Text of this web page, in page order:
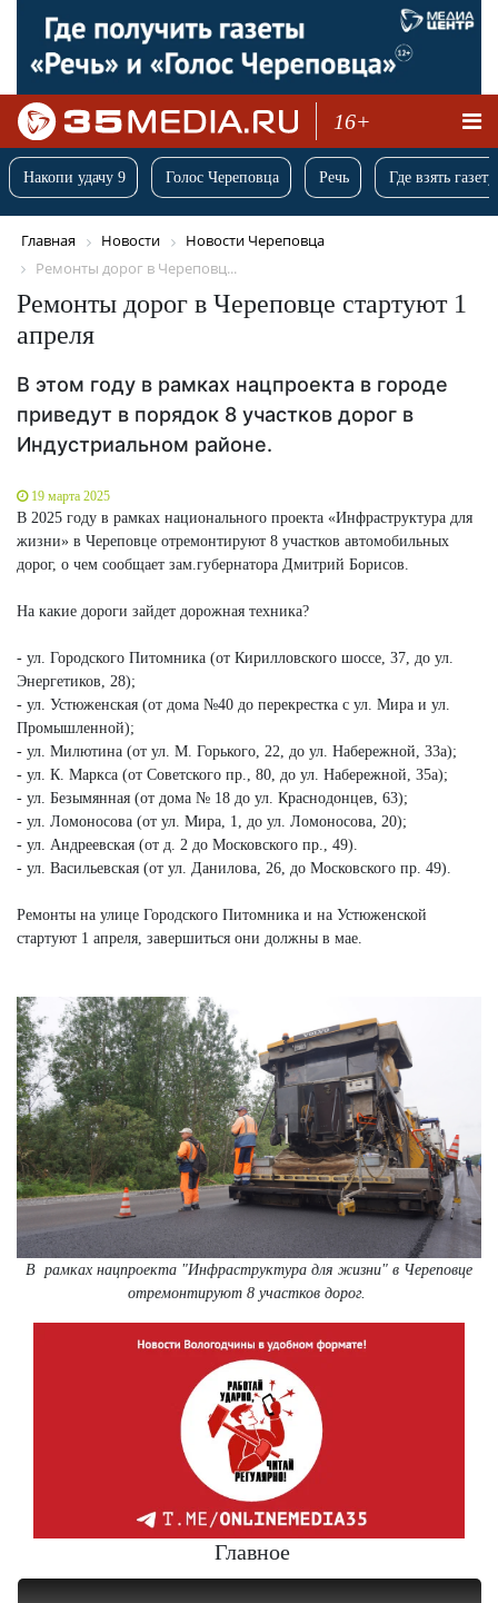
16+
Накопи удачу 9 Голос Череповца Речь Где взять
Главная Новости
Новости Череповца
Ремонты дорог в Череповц...
Ремонты дорог в Череповце стартуют 1
апреля
В этом году в рамках нацпроекта в городе
приведут в порядок 8 участков дорог в
Индустриальном районе.
19 марта 2025
В 2025 году в рамках национального проекта «Инфраструктура для
жизни» в Череповце отремонтируют 8 участков автомобильных
дорог, о чем сообщает зам.губернатора Дмитрий Борисов.
На какие дороги зайдет дорожная техника?
- ул. Городского Питомника (от Кирилловского шоссе, 37, до ул.
Энергетиков, 28);
- ул. Устюженская (от дома №40 до перекрестка с ул. Мира и ул.
Промышленной);
- ул. Милютина (от ул. М. Горького, 22, до ул. Набережной, 33а);
- ул. К. Маркса (от Советского пр., 80, до ул. Набережной, 35а);
- ул. Безымянная (от дома № 18 до ул. Краснодонцев, 63);
- ул. Ломоносова (от ул. Мира, 1, до ул. Ломоносова, 20);
- ул. Андреевская (от д. 2 до Московского пр., 49).
- ул. Васильевская (от ул. Данилова, 26, до Московского пр. 49).
Ремонты на улице Городского Питомника и на Устюженской
стартуют 1 апреля, завершиться они должны в мае.
В рамках нацпроекта "Инфраструктура для жизни" в Череповце
отремонтируют 8 участков дорог.
Главное